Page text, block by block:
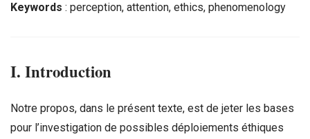
Keywords : perception, attention, ethics, phenomenology
I. Introduction
Notre propos, dans le présent texte, est de jeter les bases
pour l’investigation de possibles déploiements éthiques